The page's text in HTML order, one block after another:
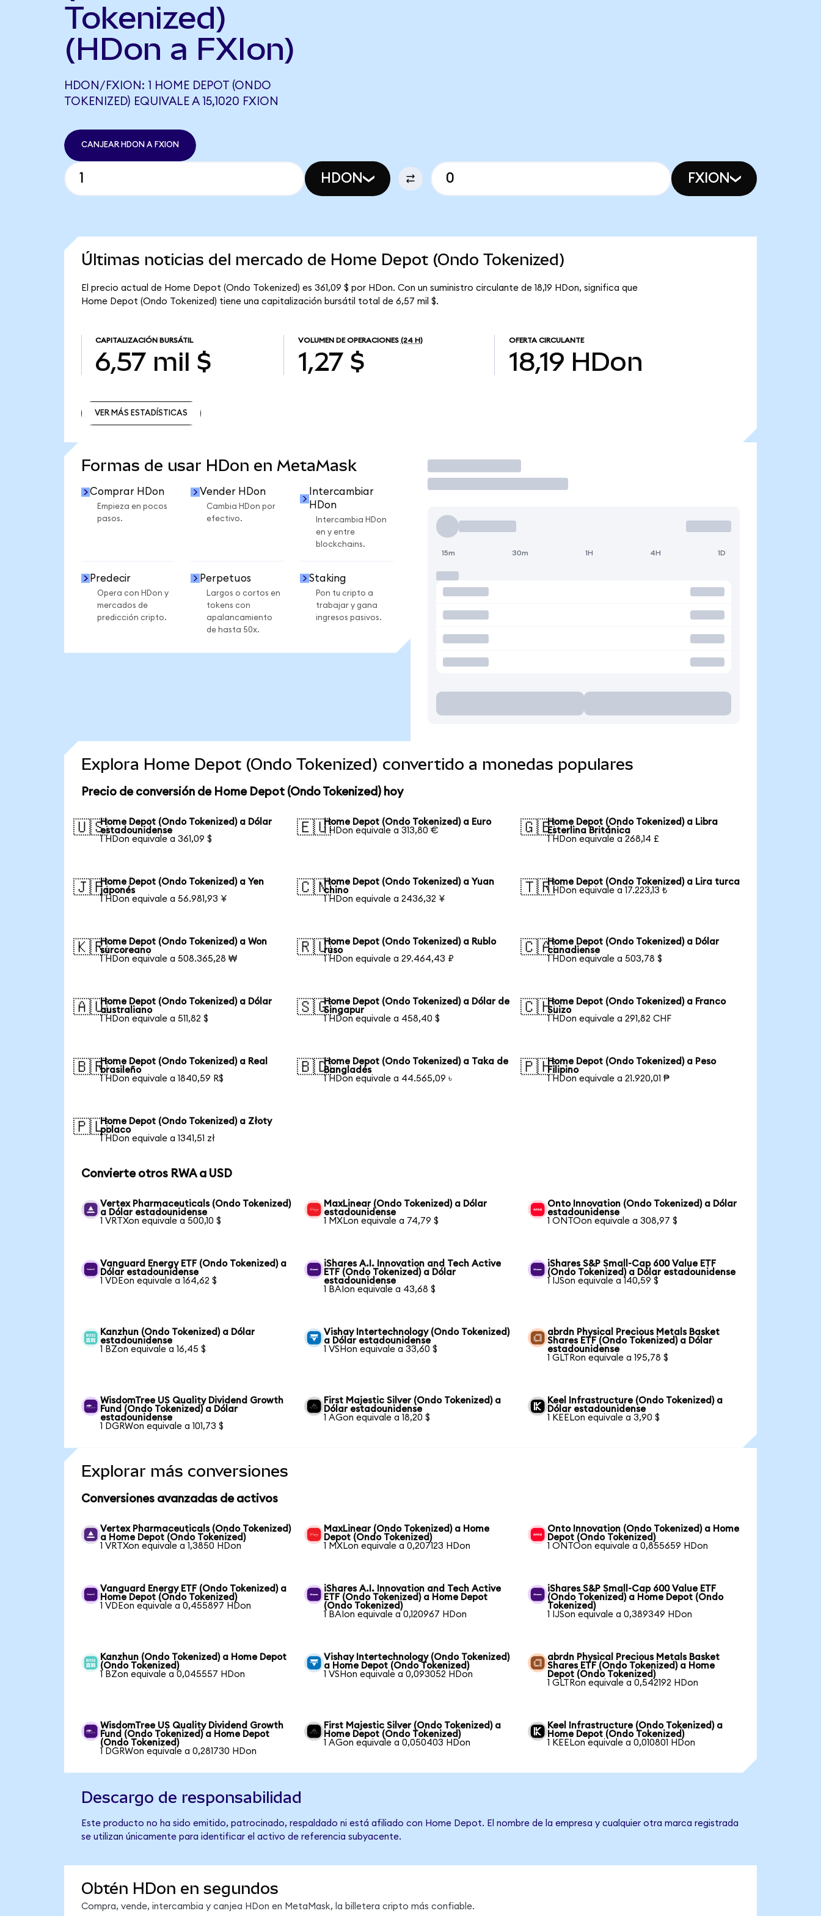
Tokenized)
(HDon a FXIon)
HDON/FXION: 1 HOME DEPOT (ONDO
TOKENIZED) EQUIVALE A 15,1020 FXION
CANJEAR HDON A FXION
HDON FXION
Últimas noticias del mercado de Home Depot (Ondo Tokenized)
El precio actual de Home Depot (Ondo Tokenized) es 361,09 $ por HDon. Con un suministro circulante de 18,19 HDon, significa que
Home Depot (Ondo Tokenized) tiene una capitalización bursátil total de 6,57 mil $.
CAPITALIZACIÓN BURSÁTIL
6,57 mil $
VOLUMEN DE OPERACIONES (24 H)
1,27 $
OFERTA CIRCULANTE
18,19 HDon
VER MÁS ESTADÍSTICAS
Formas de usar HDon en MetaMask
Comprar HDon
Empieza en pocos
pasos.
Vender HDon
Cambia HDon por
efectivo.
Intercambiar
HDon
Intercambia HDon
en y entre
blockchains.
Predecir
Opera con HDon y
mercados de
predicción cripto.
Perpetuos
Largos o cortos en
tokens con
apalancamiento
de hasta 50x.
Staking
Pon tu cripto a
trabajar y gana
ingresos pasivos.
Operar
15m 30m 1H 4H 1D
Explora Home Depot (Ondo Tokenized) convertido a monedas populares
Precio de conversión de Home Depot (Ondo Tokenized) hoy
🇺🇸Home Depot (Ondo Tokenized) a Dólar
estadounidense
1 HDon equivale a 361,09 $
🇪🇺Home Depot (Ondo Tokenized) a Euro
1 HDon equivale a 313,80 €
🇬🇧Home Depot (Ondo Tokenized) a Libra
Esterlina Británica
1 HDon equivale a 268,14 £
🇯🇵Home Depot (Ondo Tokenized) a Yen
japonés
1 HDon equivale a 56.981,93 ¥
🇨🇳Home Depot (Ondo Tokenized) a Yuan
chino
1 HDon equivale a 2436,32 ¥
🇹🇷Home Depot (Ondo Tokenized) a Lira turca
1 HDon equivale a 17.223,13 ₺
🇰🇷Home Depot (Ondo Tokenized) a Won
surcoreano
1 HDon equivale a 508.365,28 ₩
🇷🇺Home Depot (Ondo Tokenized) a Rublo
ruso
1 HDon equivale a 29.464,43 ₽
🇨🇦Home Depot (Ondo Tokenized) a Dólar
canadiense
1 HDon equivale a 503,78 $
🇦🇺Home Depot (Ondo Tokenized) a Dólar
australiano
1 HDon equivale a 511,82 $
🇸🇬Home Depot (Ondo Tokenized) a Dólar de
Singapur
1 HDon equivale a 458,40 $
🇨🇭Home Depot (Ondo Tokenized) a Franco
Suizo
1 HDon equivale a 291,82 CHF
🇧🇷Home Depot (Ondo Tokenized) a Real
brasileño
1 HDon equivale a 1840,59 R$
🇧🇩Home Depot (Ondo Tokenized) a Taka de
Bangladés
1 HDon equivale a 44.565,09 ৳
🇵🇭Home Depot (Ondo Tokenized) a Peso
Filipino
1 HDon equivale a 21.920,01 ₱
🇵🇱Home Depot (Ondo Tokenized) a Złoty
polaco
1 HDon equivale a 1341,51 zł
Convierte otros RWA a USD
Vertex Pharmaceuticals (Ondo Tokenized)
a Dólar estadounidense
1 VRTXon equivale a 500,10 $
MaxLinear (Ondo Tokenized) a Dólar
estadounidense
1 MXLon equivale a 74,79 $
Onto Innovation (Ondo Tokenized) a Dólar
estadounidense
1 ONTOon equivale a 308,97 $
Vanguard Energy ETF (Ondo Tokenized) a
Dólar estadounidense
1 VDEon equivale a 164,62 $
iShares A.I. Innovation and Tech Active
ETF (Ondo Tokenized) a Dólar
estadounidense
1 BAIon equivale a 43,68 $
iShares S&P Small-Cap 600 Value ETF
(Ondo Tokenized) a Dólar estadounidense
1 IJSon equivale a 140,59 $
Kanzhun (Ondo Tokenized) a Dólar
estadounidense
1 BZon equivale a 16,45 $
Vishay Intertechnology (Ondo Tokenized)
a Dólar estadounidense
1 VSHon equivale a 33,60 $
abrdn Physical Precious Metals Basket
Shares ETF (Ondo Tokenized) a Dólar
estadounidense
1 GLTRon equivale a 195,78 $
WisdomTree US Quality Dividend Growth
Fund (Ondo Tokenized) a Dólar
estadounidense
1 DGRWon equivale a 101,73 $
First Majestic Silver (Ondo Tokenized) a
Dólar estadounidense
1 AGon equivale a 18,20 $
Keel Infrastructure (Ondo Tokenized) a
Dólar estadounidense
1 KEELon equivale a 3,90 $
Explorar más conversiones
Conversiones avanzadas de activos
Vertex Pharmaceuticals (Ondo Tokenized)
a Home Depot (Ondo Tokenized)
1 VRTXon equivale a 1,3850 HDon
MaxLinear (Ondo Tokenized) a Home
Depot (Ondo Tokenized)
1 MXLon equivale a 0,207123 HDon
Onto Innovation (Ondo Tokenized) a Home
Depot (Ondo Tokenized)
1 ONTOon equivale a 0,855659 HDon
Vanguard Energy ETF (Ondo Tokenized) a
Home Depot (Ondo Tokenized)
1 VDEon equivale a 0,455897 HDon
iShares A.I. Innovation and Tech Active
ETF (Ondo Tokenized) a Home Depot
(Ondo Tokenized)
1 BAIon equivale a 0,120967 HDon
iShares S&P Small-Cap 600 Value ETF
(Ondo Tokenized) a Home Depot (Ondo
Tokenized)
1 IJSon equivale a 0,389349 HDon
Kanzhun (Ondo Tokenized) a Home Depot
(Ondo Tokenized)
1 BZon equivale a 0,045557 HDon
Vishay Intertechnology (Ondo Tokenized)
a Home Depot (Ondo Tokenized)
1 VSHon equivale a 0,093052 HDon
abrdn Physical Precious Metals Basket
Shares ETF (Ondo Tokenized) a Home
Depot (Ondo Tokenized)
1 GLTRon equivale a 0,542192 HDon
WisdomTree US Quality Dividend Growth
Fund (Ondo Tokenized) a Home Depot
(Ondo Tokenized)
1 DGRWon equivale a 0,281730 HDon
First Majestic Silver (Ondo Tokenized) a
Home Depot (Ondo Tokenized)
1 AGon equivale a 0,050403 HDon
Keel Infrastructure (Ondo Tokenized) a
Home Depot (Ondo Tokenized)
1 KEELon equivale a 0,010801 HDon
Descargo de responsabilidad
Este producto no ha sido emitido, patrocinado, respaldado ni está afiliado con Home Depot. El nombre de la empresa y cualquier otra marca registrada
se utilizan únicamente para identificar el activo de referencia subyacente.
Obtén HDon en segundos
Compra, vende, intercambia y canjea HDon en MetaMask, la billetera cripto más confiable.